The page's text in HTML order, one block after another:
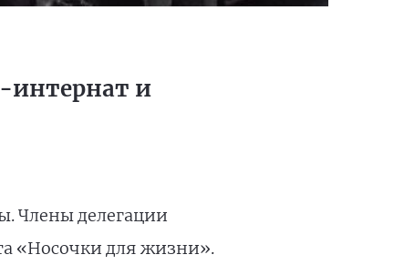
интернат и
Члены делегации
«Носочки для жизни».